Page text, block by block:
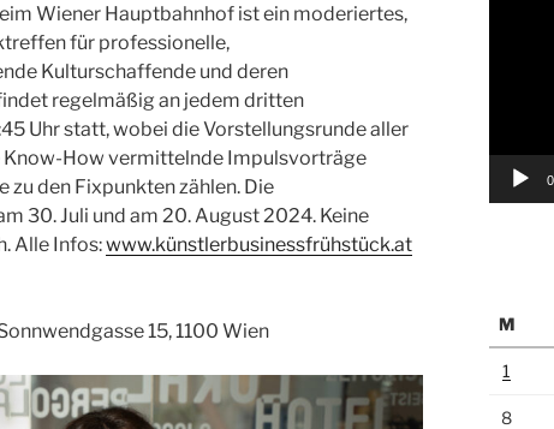
Wiener Hauptbahnhof ist ein moderiertes,
für professionelle,
Kulturschaffende und deren
regelmäßig an jedem dritten
Uhr statt, wobei die Vorstellungsrunde aller
Know-How vermittelnde Impulsvorträge
zu den Fixpunkten zählen. Die
30. Juli und am 20. August 2024. Keine
Alle Infos:www.künstlerbusinessfrühstück.at
15, 1100 Wien
M
1
8